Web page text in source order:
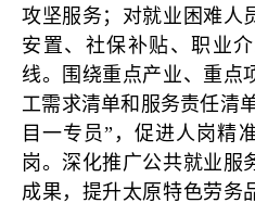
攻坚服务；对就业困难人
安置、社保补贴、职业
线。围绕重点产业、重点
工需求清单和服务责任清
目一专员”，促进人岗精
岗。深化推广公共就业服
成果，提升太原特色劳务